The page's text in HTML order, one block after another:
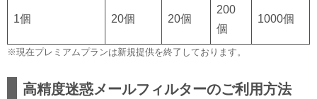
1個 20個 20個
200
個
1000個
※現在プレミアムプランは新規提供を終了しております。
高精度迷惑メールフィルターのご利用方法